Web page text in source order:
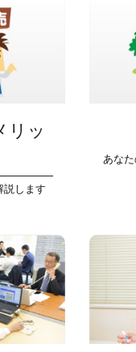
リッ
説します
あな